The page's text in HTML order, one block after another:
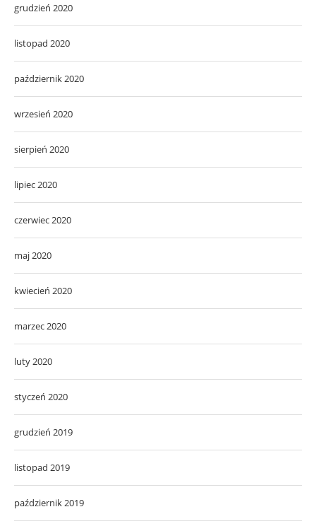
grudzień 2020
listopad 2020
październik 2020
wrzesień 2020
sierpień 2020
lipiec 2020
czerwiec 2020
maj 2020
kwiecień 2020
marzec 2020
luty 2020
styczeń 2020
grudzień 2019
listopad 2019
październik 2019